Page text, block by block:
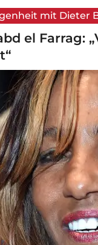
mit Dieter
el Farrag: